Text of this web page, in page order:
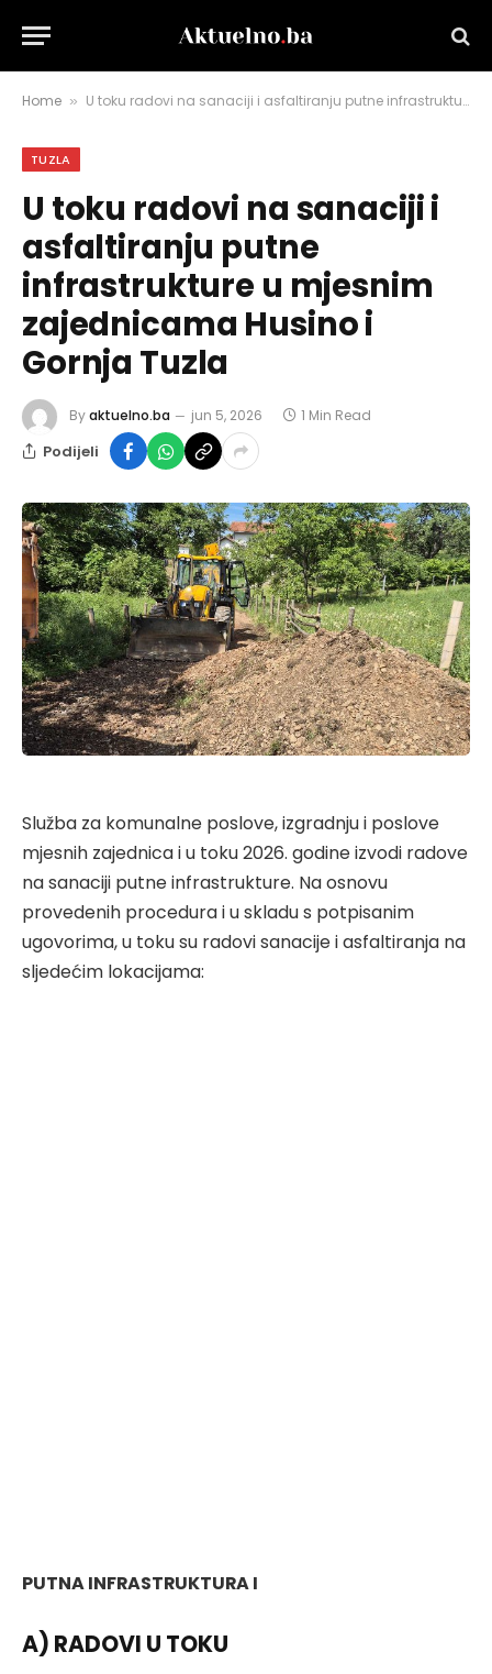
Home » U toku radovi na sanaciji i asfaltiranju putne infrastrukture u mjesnim zajednicama Husino i Gornja Tuzla
TUZLA
U toku radovi na sanaciji i
asfaltiranju putne
infrastrukture u mjesnim
zajednicama Husino i
Gornja Tuzla
Byaktuelno.ba jun 5, 2026 1 Min Read
Podijeli
Služba za komunalne poslove, izgradnju i poslove
mjesnih zajednica i u toku 2026. godine izvodi radove
na sanaciji putne infrastrukture. Na osnovu
provedenih procedura i u skladu s potpisanim
ugovorima, u toku su radovi sanacije i asfaltiranja na
sljedećim lokacijama:
PUTNA INFRASTRUKTURA I
A) RADOVI U TOKU